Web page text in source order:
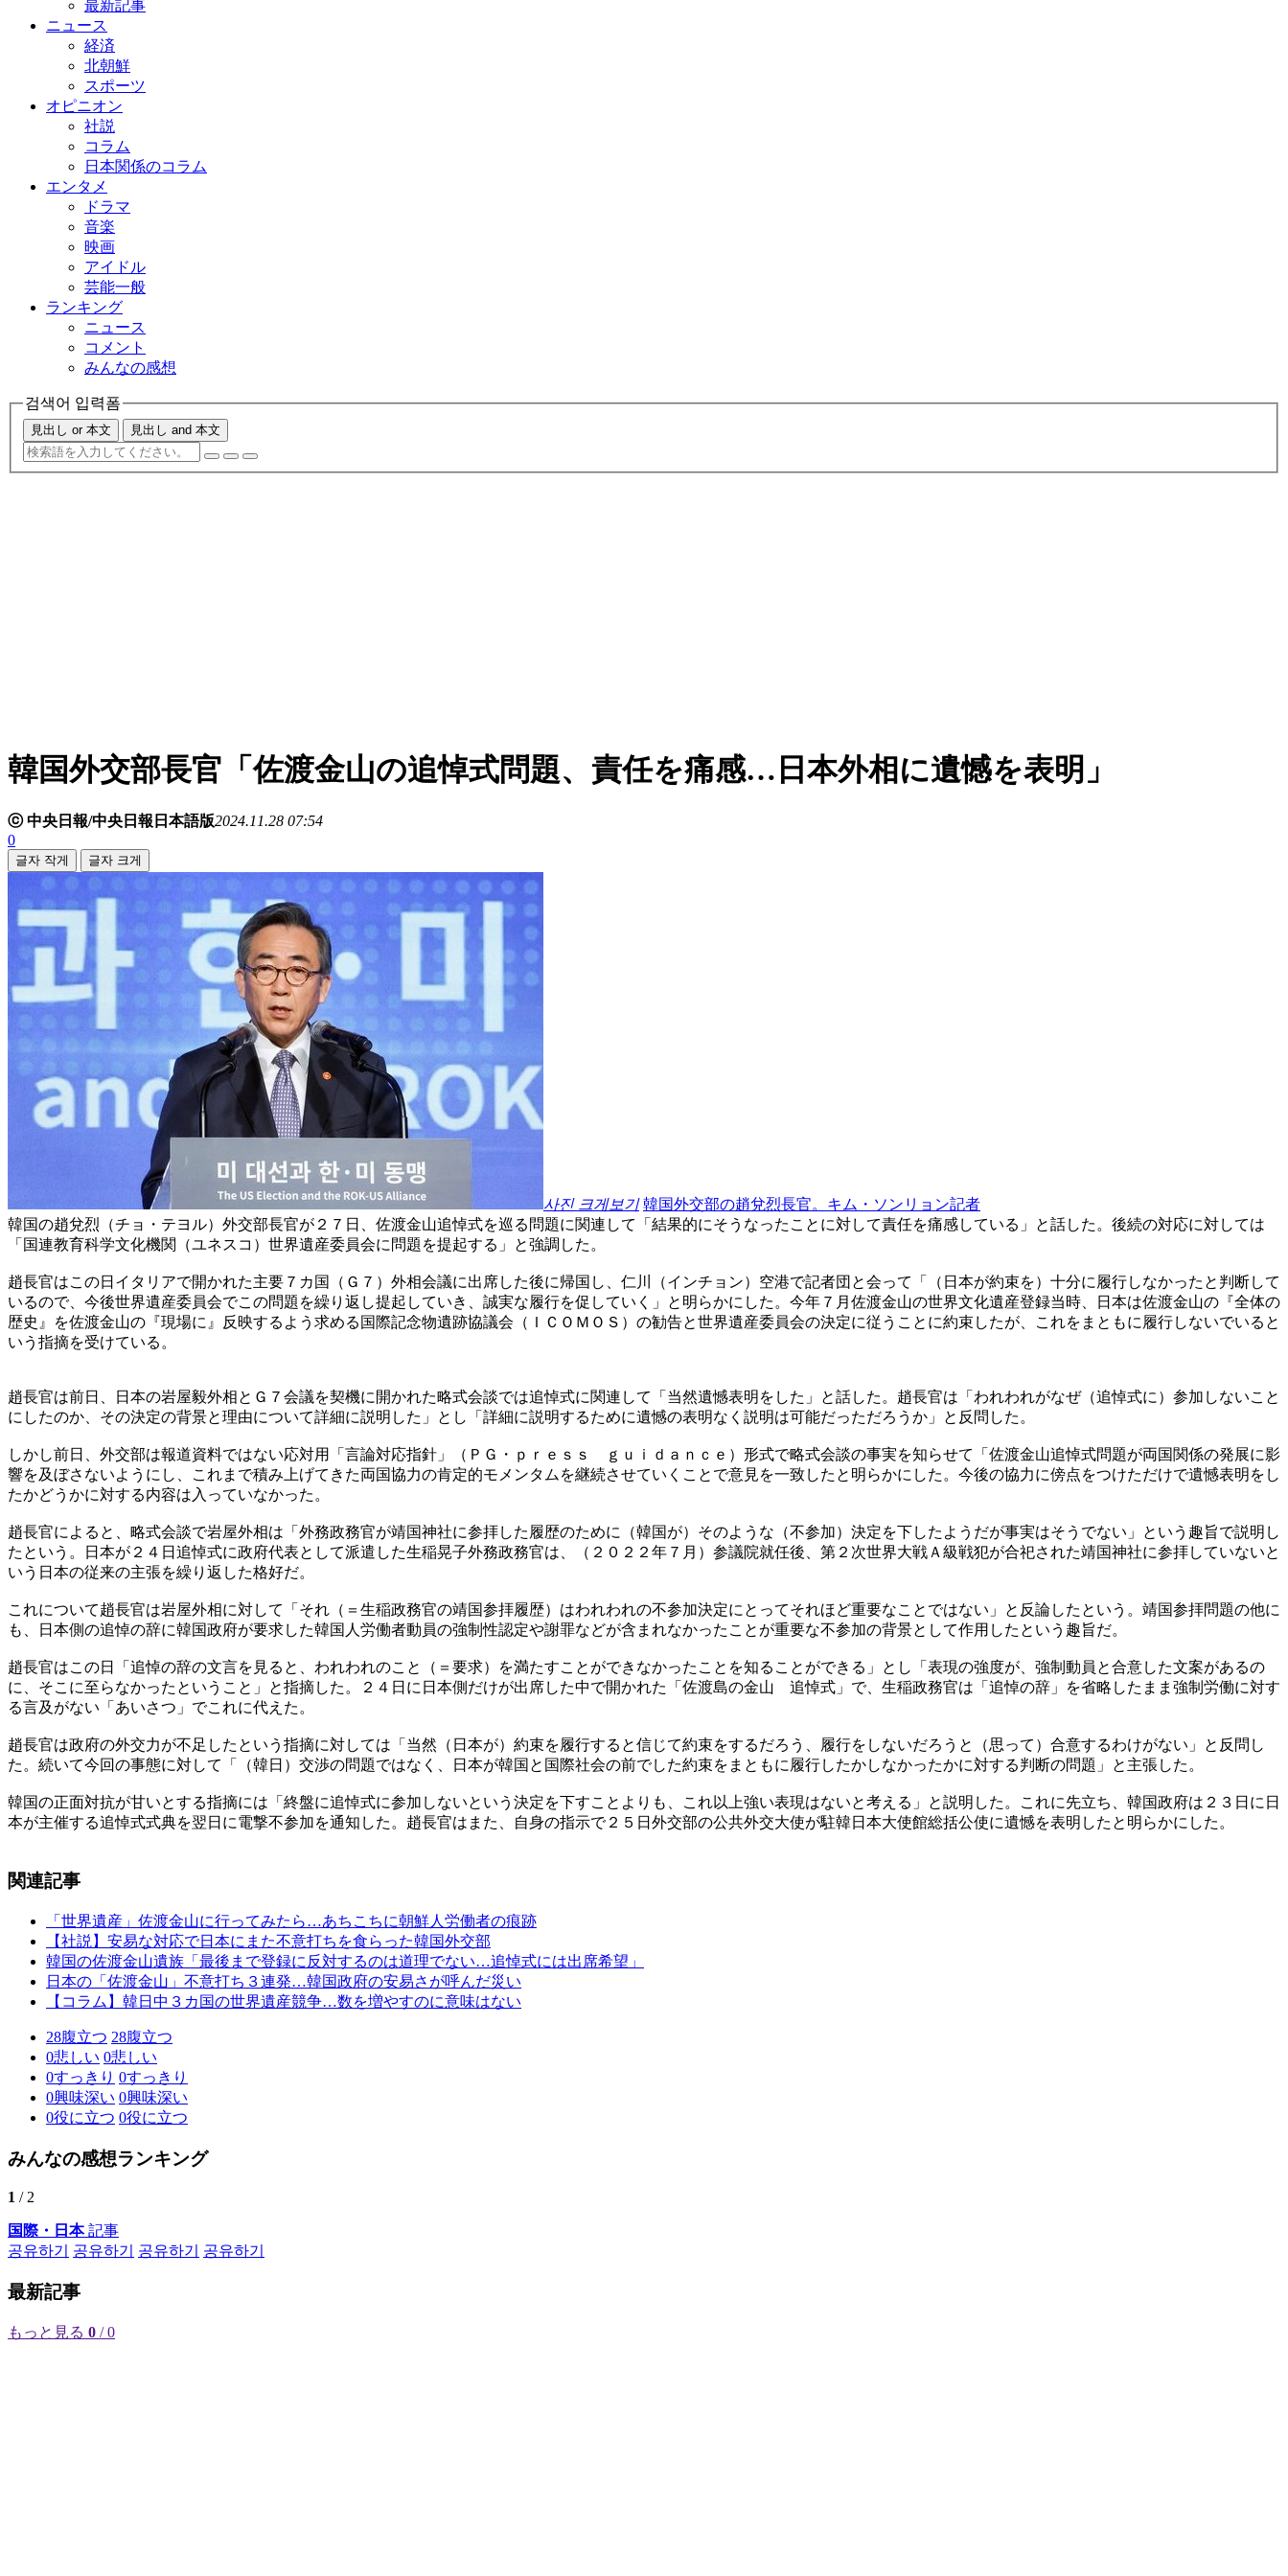
最新記事
ニュース
経済
北朝鮮
スポーツ
オピニオン
社説
コラム
日本関係のコラム
エンタメ
ドラマ
音楽
映画
アイドル
芸能一般
ランキング
ニュース
コメント
みんなの感想
검색어 입력폼
見出し or 本文 見出し and 本文
韓国外交部長官「佐渡金山の追悼式問題、責任を痛感…日本外相に遺憾を表明」
ⓒ 中央日報/中央日報日本語版2024.11.28 07:54
0
글자 작게 글자 크게
사진 크게보기 韓国外交部の趙兌烈長官。キム・ソンリョン記者
韓国の趙兌烈（チョ・テヨル）外交部長官が２７日、佐渡金山追悼式を巡る問題に関連して「結果的にそうなったことに対して責任を痛感している」と話した。後続の対応に対しては
「国連教育科学文化機関（ユネスコ）世界遺産委員会に問題を提起する」と強調した。
趙長官はこの日イタリアで開かれた主要７カ国（Ｇ７）外相会議に出席した後に帰国し、仁川（インチョン）空港で記者団と会って「（日本が約束を）十分に履行しなかったと判断して
いるので、今後世界遺産委員会でこの問題を繰り返し提起していき、誠実な履行を促していく」と明らかにした。今年７月佐渡金山の世界文化遺産登録当時、日本は佐渡金山の『全体の
歴史』を佐渡金山の『現場に』反映するよう求める国際記念物遺跡協議会（ＩＣＯＭＯＳ）の勧告と世界遺産委員会の決定に従うことに約束したが、これをまともに履行しないでいると
いう指摘を受けている。
趙長官は前日、日本の岩屋毅外相とＧ７会議を契機に開かれた略式会談では追悼式に関連して「当然遺憾表明をした」と話した。趙長官は「われわれがなぜ（追悼式に）参加しないこと
にしたのか、その決定の背景と理由について詳細に説明した」とし「詳細に説明するために遺憾の表明なく説明は可能だっただろうか」と反問した。
しかし前日、外交部は報道資料ではない応対用「言論対応指針」（ＰＧ・ｐｒｅｓｓ ｇｕｉｄａｎｃｅ）形式で略式会談の事実を知らせて「佐渡金山追悼式問題が両国関係の発展に影
響を及ぼさないようにし、これまで積み上げてきた両国協力の肯定的モメンタムを継続させていくことで意見を一致したと明らかにした。今後の協力に傍点をつけただけで遺憾表明をし
たかどうかに対する内容は入っていなかった。
趙長官によると、略式会談で岩屋外相は「外務政務官が靖国神社に参拝した履歴のために（韓国が）そのような（不参加）決定を下したようだが事実はそうでない」という趣旨で説明し
たという。日本が２４日追悼式に政府代表として派遣した生稲晃子外務政務官は、（２０２２年７月）参議院就任後、第２次世界大戦Ａ級戦犯が合祀された靖国神社に参拝していないと
いう日本の従来の主張を繰り返した格好だ。
これについて趙長官は岩屋外相に対して「それ（＝生稲政務官の靖国参拝履歴）はわれわれの不参加決定にとってそれほど重要なことではない」と反論したという。靖国参拝問題の他に
も、日本側の追悼の辞に韓国政府が要求した韓国人労働者動員の強制性認定や謝罪などが含まれなかったことが重要な不参加の背景として作用したという趣旨だ。
趙長官はこの日「追悼の辞の文言を見ると、われわれのこと（＝要求）を満たすことができなかったことを知ることができる」とし「表現の強度が、強制動員と合意した文案があるの
に、そこに至らなかったということ」と指摘した。２４日に日本側だけが出席した中で開かれた「佐渡島の金山 追悼式」で、生稲政務官は「追悼の辞」を省略したまま強制労働に対す
る言及がない「あいさつ」でこれに代えた。
趙長官は政府の外交力が不足したという指摘に対しては「当然（日本が）約束を履行すると信じて約束をするだろう、履行をしないだろうと（思って）合意するわけがない」と反問し
た。続いて今回の事態に対して「（韓日）交渉の問題ではなく、日本が韓国と国際社会の前でした約束をまともに履行したかしなかったかに対する判断の問題」と主張した。
韓国の正面対抗が甘いとする指摘には「終盤に追悼式に参加しないという決定を下すことよりも、これ以上強い表現はないと考える」と説明した。これに先立ち、韓国政府は２３日に日
本が主催する追悼式式典を翌日に電撃不参加を通知した。趙長官はまた、自身の指示で２５日外交部の公共外交大使が駐韓日本大使館総括公使に遺憾を表明したと明らかにした。
関連記事
「世界遺産」佐渡金山に行ってみたら…あちこちに朝鮮人労働者の痕跡
【社説】安易な対応で日本にまた不意打ちを食らった韓国外交部
韓国の佐渡金山遺族「最後まで登録に反対するのは道理でない…追悼式には出席希望」
日本の「佐渡金山」不意打ち３連発…韓国政府の安易さが呼んだ災い
【コラム】韓日中３カ国の世界遺産競争…数を増やすのに意味はない
28腹立つ 28腹立つ
0悲しい 0悲しい
0すっきり 0すっきり
0興味深い 0興味深い
0役に立つ 0役に立つ
みんなの感想ランキング
1 / 2
国際・日本記事
공유하기
공유하기 공유하기 공유하기
最新記事
もっと見る 0 / 0